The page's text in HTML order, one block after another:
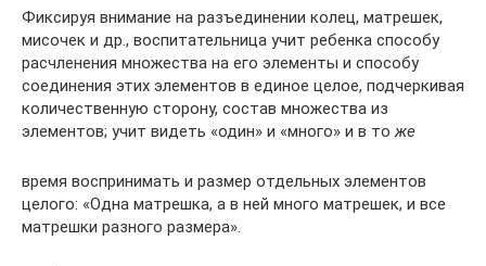
Фиксируя внимание на разъединении колец, матрешек,
мисо­чек и др., воспитательница учит ребенка способу
расчленения множества на его элементы и способу
соединения этих элемен­тов в единое целое, подчеркивая
количественную сторону, состав множества из
элементов; учит видеть «один» и «много» и в тоже
время воспринимать и размер отдельных элементов
целого: «Одна матрешка, а в ней много матрешек, и все
матрешки раз­ного размера».